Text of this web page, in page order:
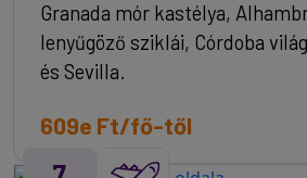
Granada mór kastélya,
lenyűgöző sziklái, Córdoba
és Sevilla.
609e Ft/fő-től